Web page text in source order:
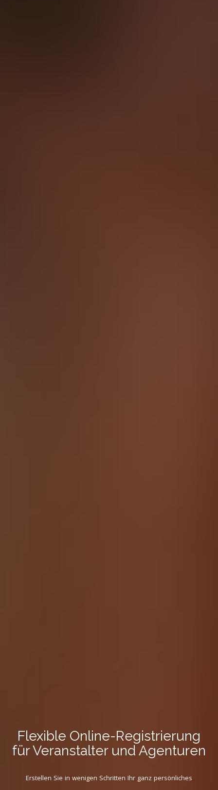
Flexible Online-Registrierung
für Veranstalter und Agenturen
Erstellen Sie in wenigen Schritten Ihr ganz persönliches